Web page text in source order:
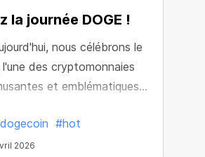
la journée DOGE !
nous célébrons le
des cryptomonnaies
et emblématiques
!
#hot
2026